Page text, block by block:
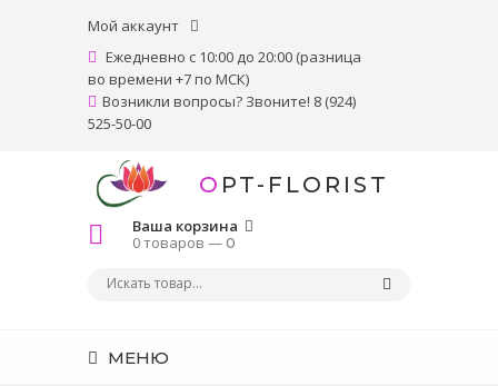
Мой аккаунт
Ежедневно с 10:00 до 20:00 (разница
во времени +7 по МСК)
Возникли вопросы? Звоните! 8 (924)
525-50-00
OPT-FLORIST
Ваша корзина
0 товаров —0
МЕНЮ